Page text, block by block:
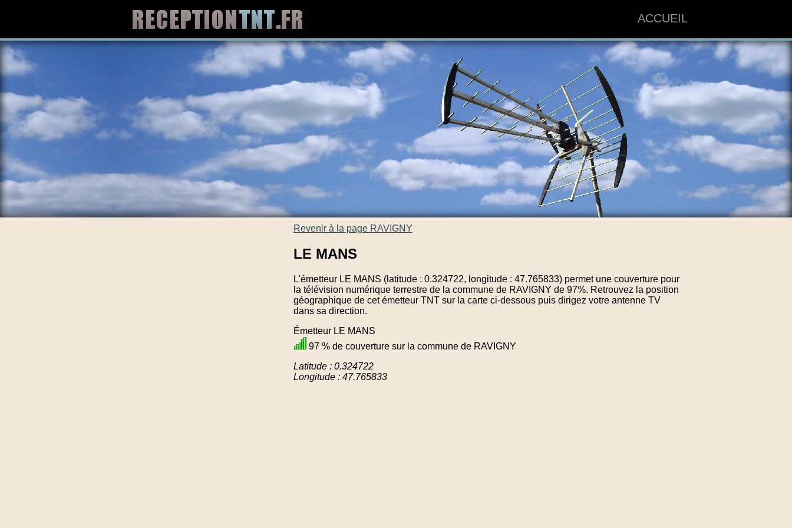
ACCUEIL
Revenir à la page RAVIGNY
LE MANS
L'émetteur LE MANS (latitude : 0.324722, longitude : 47.765833) permet une couverture pour
la télévision numérique terrestre de la commune de RAVIGNY de 97%. Retrouvez la position
géographique de cet émetteur TNT sur la carte ci-dessous puis dirigez votre antenne TV
dans sa direction.
Émetteur LE MANS
97 % de couverture sur la commune de RAVIGNY
Latitude : 0.324722
Longitude : 47.765833